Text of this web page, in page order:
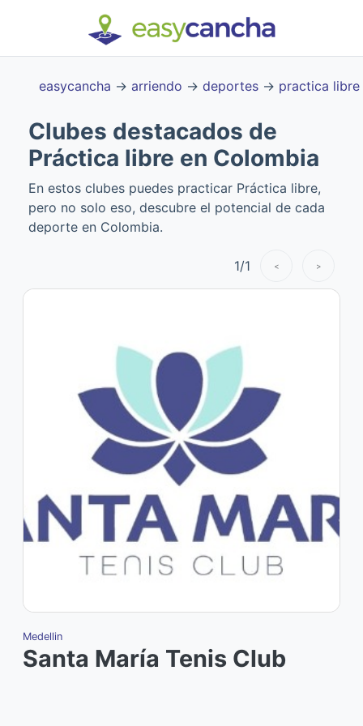
easycancha → arriendo → deportes → practica libre
Medellin
Santa María Tenis Club
Clubes destacados de
Práctica libre en Colombia
En estos clubes puedes practicar Práctica libre,
pero no solo eso, descubre el potencial de cada
deporte en Colombia.
1/1 < >